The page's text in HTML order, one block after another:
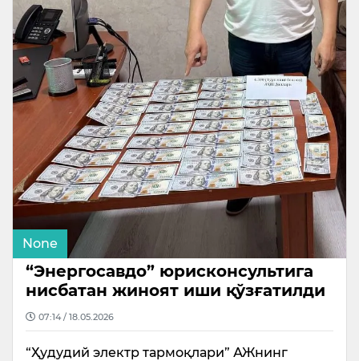
None
“Энергосавдо” юрисконсультига
нисбатан жиноят иши қўзғатилди
07:14 / 18.05.2026
“Ҳудудий электр тармоқлари” АЖнинг